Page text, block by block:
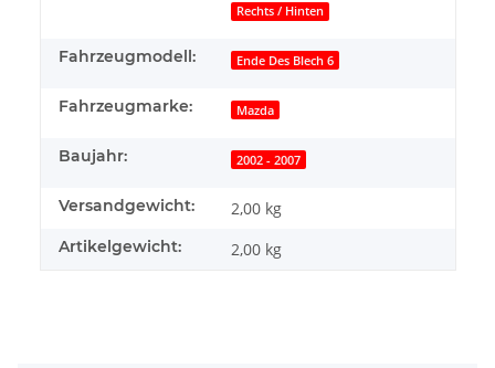
Rechts / Hinten
Fahrzeugmodell: Ende Des Blech 6
Fahrzeugmarke: Mazda
Baujahr: 2002 - 2007
Versandgewicht: 2,00 kg
Artikelgewicht: 2,00 kg